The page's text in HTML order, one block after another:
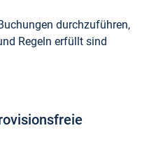
durchzuführen,
Regeln erfüllt sind